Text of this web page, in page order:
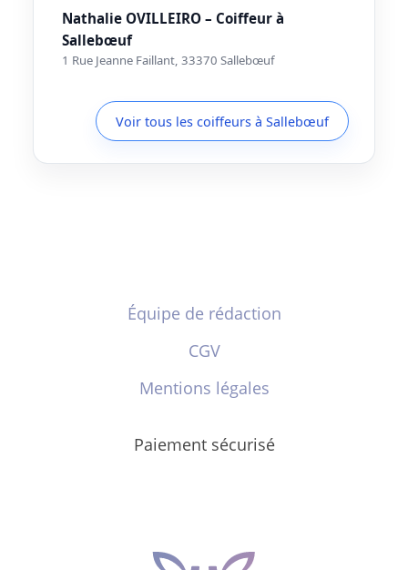
Nathalie OVILLEIRO – Coiffeur à
Sallebœuf
1 Rue Jeanne Faillant, 33370 Sallebœuf
Voir tous les coiffeurs à Sallebœuf
Équipe de rédaction
CGV
Mentions légales
Paiement sécurisé